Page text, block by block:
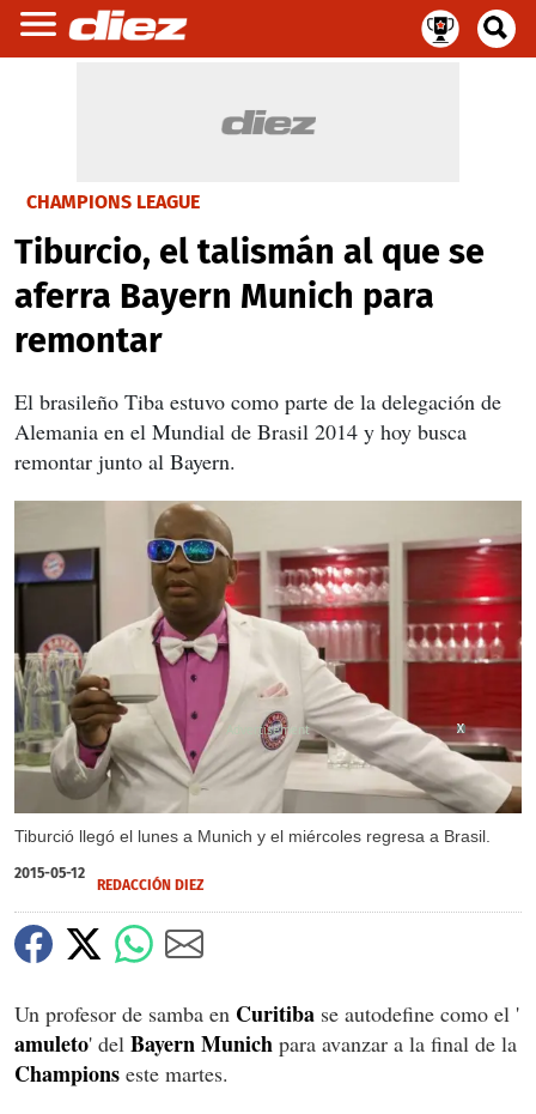
CHAMPIONS LEAGUE
Tiburcio, el talismán al que se
aferra Bayern Munich para
remontar
El brasileño Tiba estuvo como parte de la delegación de
Alemania en el Mundial de Brasil 2014 y hoy busca
remontar junto al Bayern.
Tiburció llegó el lunes a Munich y el miércoles regresa a Brasil.
X
X
2015-05-12
REDACCIÓN DIEZ
Un profesor de samba en Curitiba se autodefine como el '
amuleto' del Bayern Munich para avanzar a la final de la
Champions este martes.